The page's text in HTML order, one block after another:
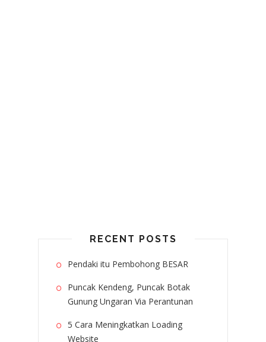
RECENT POSTS
Pendaki itu Pembohong BESAR
Puncak Kendeng, Puncak Botak
Gunung Ungaran Via Perantunan
5 Cara Meningkatkan Loading
Website